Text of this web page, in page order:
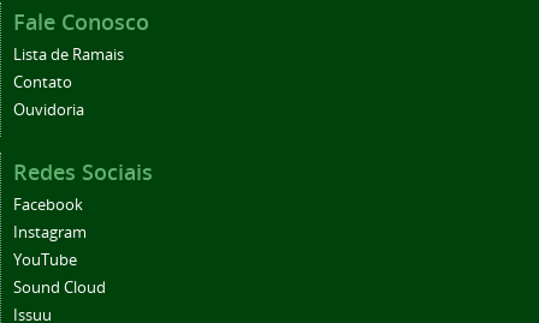
Fale Conosco
Lista de Ramais
Contato
Ouvidoria
Redes Sociais
Facebook
Instagram
YouTube
Sound Cloud
Issuu